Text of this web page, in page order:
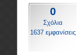
0
Σχόλια
1637 εμφανίσεις